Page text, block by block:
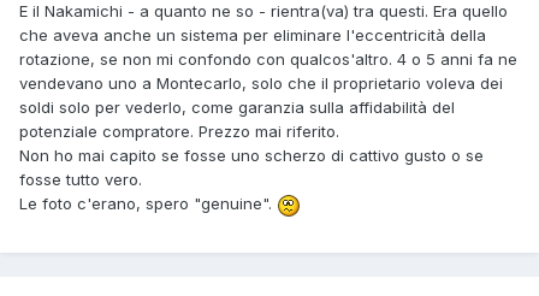
E il Nakamichi - a quanto ne so - rientra(va) tra questi. Era quello
che aveva anche un sistema per eliminare l'eccentricità della
rotazione, se non mi confondo con qualcos'altro. 4 o 5 anni fa ne
vendevano uno a Montecarlo, solo che il proprietario voleva dei
soldi solo per vederlo, come garanzia sulla affidabilità del
potenziale compratore. Prezzo mai riferito.
Non ho mai capito se fosse uno scherzo di cattivo gusto o se
fosse tutto vero.
Le foto c'erano, spero "genuine".